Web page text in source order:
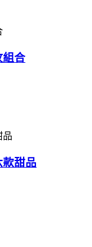
組合
款甜品